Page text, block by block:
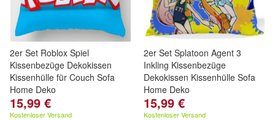
2er Set Roblox Spiel
Kissenbezüge Dekokissen
Kissenhülle für Couch Sofa
Home Deko
15,99 €
Kostenloser Versand
2er Set Splatoon Agent 3
Inkling Kissenbezüge
Dekokissen Kissenhülle Sofa
Home Deko
15,99 €
Kostenloser Versand